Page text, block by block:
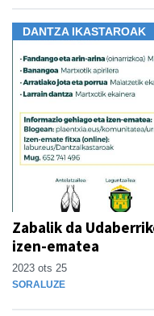
DANTZA IKASTAROAK
Zabalik da
izen-ematea
2023 ots 25
SORALUZE